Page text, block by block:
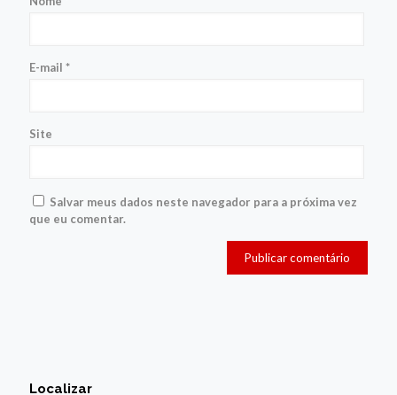
E-mail *
Site
Salvar meus dados neste navegador para a próxima vez
que eu comentar.
Localizar